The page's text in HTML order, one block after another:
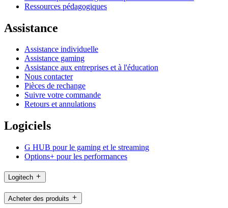
Ressources pédagogiques
Assistance
Assistance individuelle
Assistance gaming
Assistance aux entreprises et à l'éducation
Nous contacter
Pièces de rechange
Suivre votre commande
Retours et annulations
Logiciels
G HUB pour le gaming et le streaming
Options+ pour les performances
Logitech
Acheter des produits